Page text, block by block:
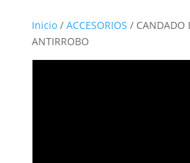
Inicio/ ACCESORIOS / CANDADO
ANTIRROBO